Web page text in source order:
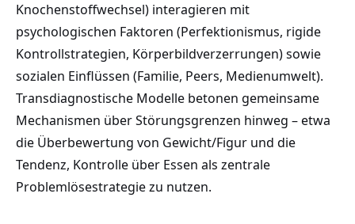
Knochenstoffwechsel) interagieren mit
psychologischen Faktoren (Perfektionismus, rigide
Kontrollstrategien, Körperbildverzerrungen) sowie
sozialen Einflüssen (Familie, Peers, Medienumwelt).
Transdiagnostische Modelle betonen gemeinsame
Mechanismen über Störungsgrenzen hinweg – etwa
die Überbewertung von Gewicht/Figur und die
Tendenz, Kontrolle über Essen als zentrale
Problemlösestrategie zu nutzen.